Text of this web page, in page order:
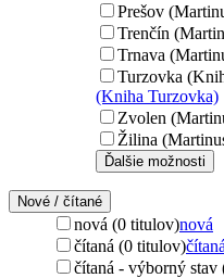
Prešov
Trenčín
Trnava
Turzovka
(Kniha Turzovka)
Zvolen
Žilina
Ďalšie možnosti
Nové / čítané
nová (0 titulov)nová
čítaná (0 titulov)čítaná
čítaná - výborný stav